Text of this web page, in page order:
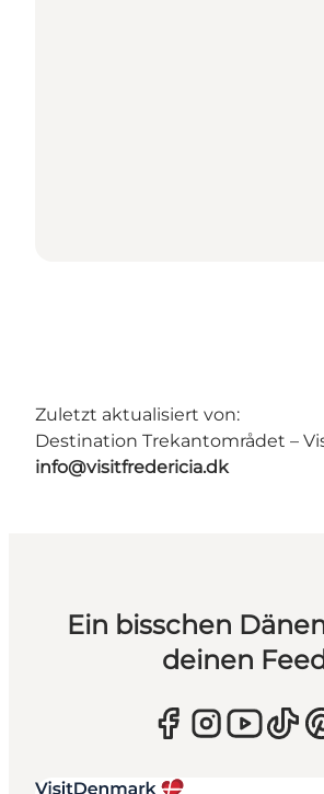
Zuletzt aktualisiert von:
Destination Trekantområdet –
info@visitfredericia.dk
Ein bisschen
deinen